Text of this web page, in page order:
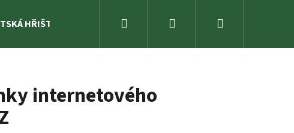
HŘIŠTĚ ZAHRADA SPORTOVNÍ NÁŘADÍ A
Přihlášení
internetového